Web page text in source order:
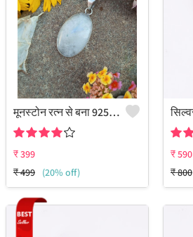
मूनस्टोन रत्न से बना 925 स्टर्लिंग सिल्वर प्लेटेड कलेक्शन पेंडेंट
₹399
₹499 (20% off)
₹590
₹800